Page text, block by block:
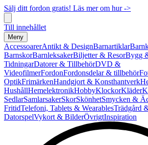
Sälj ditt fordon gratis! Läs mer om hur ->
Till innehållet
Meny
AccessoarerAntikt & DesignBarnartiklar
BarnskorBarnleksakerBiljetter & ResorBygg
TidningarDatorer & TillbehörDVD &
VideofilmerFordonFordonsdelar & tillbehör
OptikFrimärkenHandgjort & Konsthantverk
HushållHemelektronikHobbyKlockorKläder
SedlarSamlarsakerSkorSkönhetSmycken &
FritidTelefoni, Tablets & WearablesTrädgård
DatorspelVykort & BilderÖvrigtInspiration